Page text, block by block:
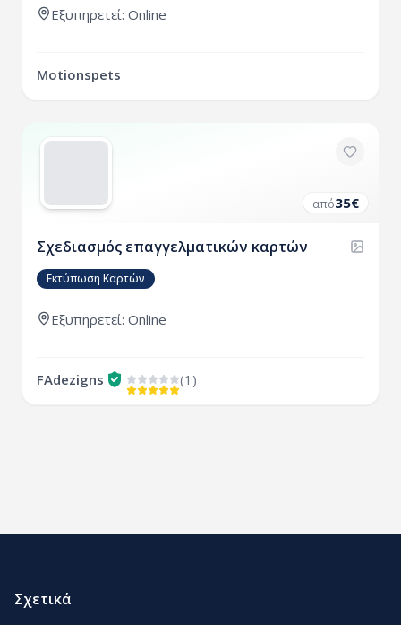
Εξυπηρετεί: Online
Motionspets
από35€
Σχεδιασμός επαγγελματικών καρτών
Εκτύπωση Καρτών
Εξυπηρετεί: Online
FAdezigns (1)
Σχετικά